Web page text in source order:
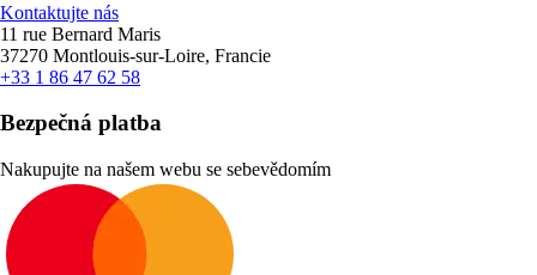
Kontaktujte nás
11 rue Bernard Maris
37270 Montlouis-sur-Loire, Francie
+33 1 86 47 62 58
Bezpečná platba
Nakupujte na našem webu se sebevědomím